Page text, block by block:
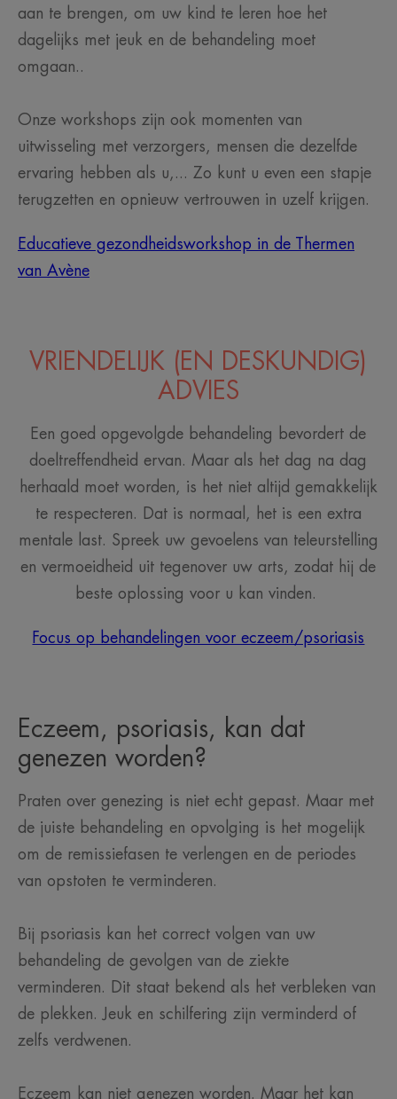
aan te brengen, om uw kind te leren hoe het
dagelijks met jeuk en de behandeling moet
omgaan..
Onze workshops zijn ook momenten van
uitwisseling met verzorgers, mensen die dezelfde
ervaring hebben als u,... Zo kunt u even een stapje
terugzetten en opnieuw vertrouwen in uzelf krijgen.
Educatieve gezondheidsworkshop in de Thermen
van Avène
VRIENDELIJK (EN DESKUNDIG)
ADVIES
Een goed opgevolgde behandeling bevordert de
doeltreffendheid ervan. Maar als het dag na dag
herhaald moet worden, is het niet altijd gemakkelijk
te respecteren. Dat is normaal, het is een extra
mentale last. Spreek uw gevoelens van teleurstelling
en vermoeidheid uit tegenover uw arts, zodat hij de
beste oplossing voor u kan vinden.
Focus op behandelingen voor eczeem/psoriasis
Eczeem, psoriasis, kan dat
genezen worden?
Praten over genezing is niet echt gepast. Maar met
de juiste behandeling en opvolging is het mogelijk
om de remissiefasen te verlengen en de periodes
van opstoten te verminderen.
Bij psoriasis kan het correct volgen van uw
behandeling de gevolgen van de ziekte
verminderen. Dit staat bekend als het verbleken van
de plekken. Jeuk en schilfering zijn verminderd of
zelfs verdwenen.
Eczeem kan niet genezen worden. Maar het kan